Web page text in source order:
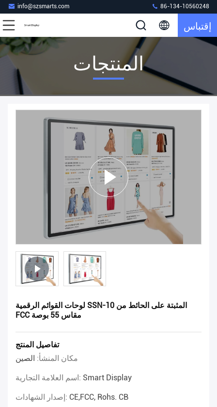
info@szsmarts.com 86-134-10560248
إقتباس
المنتجات
لوحات القوائم الرقمية SSN-10 المثبتة على الحائط من
FCC مقاس 55 بوصة
تفاصيل المنتج
مكان المنشأ: الصين
اسم العلامة التجارية: Smart Display
إصدار الشهادات: CE,FCC, Rohs. CB